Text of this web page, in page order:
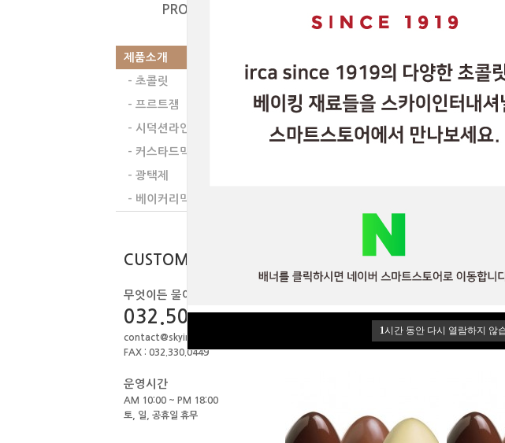
1시간 동안 다시 열람하지 않
PRODUCT
제품소개
- 초콜릿
- 프르트잼
- 시덕션라인
- 커스타드믹스
- 광택제
- 베이커리믹스
CUSTOMER
무엇이든 물어보세요.
032.506.1979
contact@skyint.co.kr
FAX : 032.330.0449
운영시간
AM 10:00 ~ PM 18:00
토, 일, 공휴일 휴무
컴파운드 다크초콜릿 초콜릿 컴파